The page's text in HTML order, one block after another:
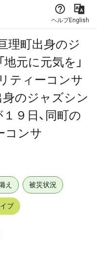
ヘルプEnglish
理町出身のジ
地元に元気を」
ティーコンサ
のジャズシン
１９日、同町の
コンサ
え 被災状況
ブ